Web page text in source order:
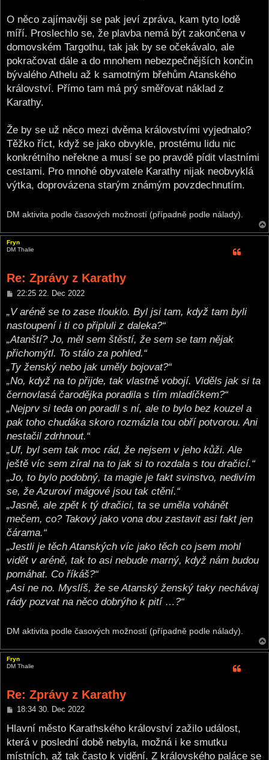
O něco zajímavěji se pak jeví zpráva, kam tyto lodě
míří. Proslechlo se, že plavba nemá být zakončena v
domovském Targothu, tak jak by se očekávalo, ale
pokračovat dále a do mnohem nebezpečnějších končin
bývalého Athelu až k samotným břehům Atanského
království. Přímo tam má prý směřovat náklad z
Karathy.
Že by se už něco mezi dvěma královstvími vyjednalo?
Těžko říct, když se jako obvykle, prostému lidu nic
konkrétního neřekne a musí se po pravdě pídit vlastními
cestami. Pro mnohé obyvatele Karathy nijak neobvyklá
výtka, doprovázena starým známým povzdechnutím.
DM aktivita podle časových možností (případně podle nálady).
Fryn
DM Thalie
Re: Zprávy z Karathy
P
s
22:25 22. Dec 2022
„V aréně se to zase tlouklo. Byl jsi tam, když tam byli
nastoupení i ti co připluli z daleka?“
„Atanští? Jo, měl sem štěstí, že sem se tam nějak
přichomýtl. To stálo za pohled.“
„Ty ženský nebo jak uměly bojovat?“
„No, když na to přijde, tak vlastně vobojí. Viděls jak si ta
černovlasá čarodějka poradila s tím mladíčkem?“
„Nejprv si teda on poradil s ní, ale to bylo bez kouzel a
pak toho chudáka skoro rozmázla tou obří potvorou. Ani
nestačil zdrhnout.“
„Uf, byl sem tak moc rád, že nejsem v jeho kůži. Ale
ještě víc sem zíral na to jak si to rozdala s tou dračicí.“
„Jo, to bylo podobný, ta magie je fakt svinstvo, nedivím
se, že Azuroví mágové jsou tak ctění.“
„Jasně, ale zpět k tý dračici, ta se uměla vohánět
mečem, co? Takový jako vona dou zastavit asi fakt jen
čárama.“
„Jestli je těch Atanských víc jako těch co jsem mohl
vidět v aréně, tak to asi nebude marný, když nám budou
pomáhat. Co říkáš?“
„Asi ne no. Myslíš, že se Atanský ženský taky nechávaj
rády pozvat na něco dobrýho k pití …?“
DM aktivita podle časových možností (případně podle nálady).
Fryn
DM Thalie
Re: Zprávy z Karathy
P
s
18:34 30. Dec 2022
Hlavní město Karathského království zažilo událost,
která v poslední době nebyla, možná i ke smutku
místních, až tak často k vidění. Z královského paláce se